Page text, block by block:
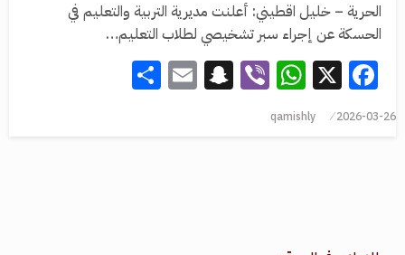
الحرية – خليل اقطيني: أعلنت مديرية التربية والتعليم في
الحسكة عن إجراء سبر تشخيصي لطلاب التعليم…
Facebook
X
WhatsApp
Viber
Snapchat
Email
2026-03-26
qamishly